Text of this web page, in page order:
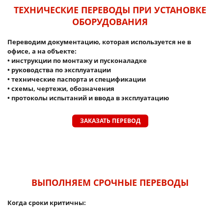
ТЕХНИЧЕСКИЕ ПЕРЕВОДЫ ПРИ УСТАНОВКЕ
ОБОРУДОВАНИЯ
Переводим документацию, которая используется не в
офисе, а на объекте:
• инструкции по монтажу и пусконаладке
• руководства по эксплуатации
• технические паспорта и спецификации
• схемы, чертежи, обозначения
• протоколы испытаний и ввода в эксплуатацию
ЗАКАЗАТЬ ПЕРЕВОД
ВЫПОЛНЯЕМ СРОЧНЫЕ ПЕРЕВОДЫ
Когда сроки критичны: